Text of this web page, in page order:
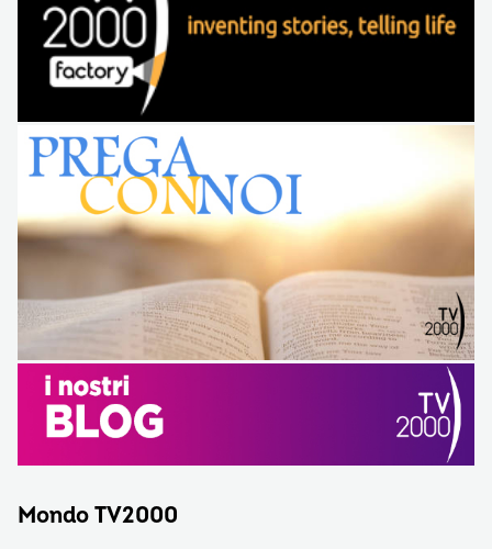
Mondo TV2000